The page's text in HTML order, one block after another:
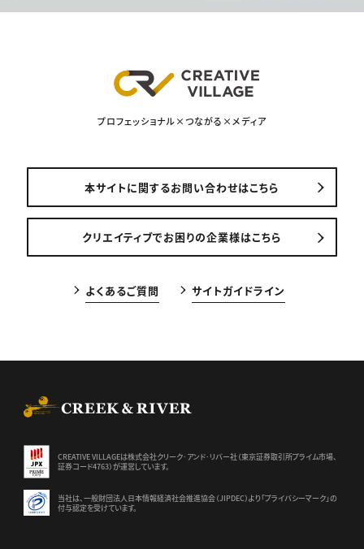
プロフェッショナル×つながる×メディア
本サイトに関するお問い合わせはこちら
クリエイティブでお困りの企業様はこちら
よくあるご質問 サイトガイドライン
CREATIVE VILLAGEは株式会社クリーク･アンド･リバー社（東京証券取引所プライム市場、
証券コード4763）が運営しています。
当社は、一般財団法人日本情報経済社会推進協会（JIPDEC）より 「プライバシーマーク」の
付与認定を受けています。